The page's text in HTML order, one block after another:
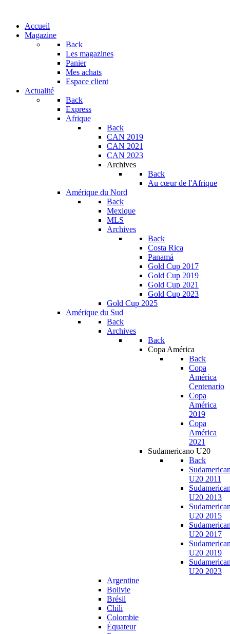
Accueil
Magazine
Back
Les magazines
Panier
Mes achats
Espace client
Actualité
Back
Express
Afrique
Back
CAN 2019
CAN 2021
CAN 2023
Archives
Back
Au cœur de l'Afrique
Amérique du Nord
Back
Mexique
MLS
Archives
Back
Costa Rica
Panamá
Gold Cup 2017
Gold Cup 2019
Gold Cup 2021
Gold Cup 2023
Gold Cup 2025
Amérique du Sud
Back
Archives
Back
Copa América
Back
Copa
América
Centenario
Copa
América
2019
Copa
América
2021
Sudamericano U20
Back
U20 2011
U20 2013
U20 2015
U20 2017
U20 2019
U20 2023
Argentine
Bolivie
Brésil
Chili
Colombie
Équateur